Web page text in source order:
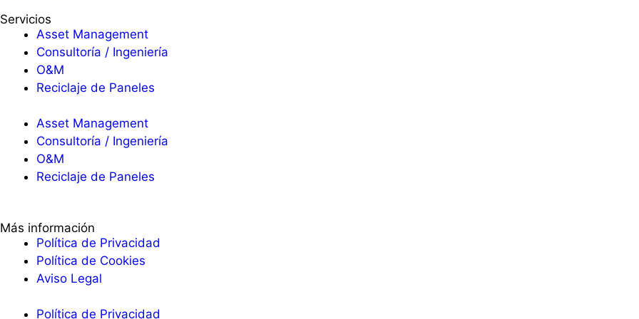
Servicios
Asset Management
Consultoría / Ingeniería
O&M
Reciclaje de Paneles
Asset Management
Consultoría / Ingeniería
O&M
Reciclaje de Paneles
Más información
Política de Privacidad
Política de Cookies
Aviso Legal
Política de Privacidad